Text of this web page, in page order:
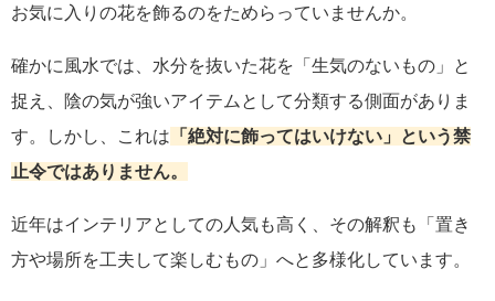
お気に入りの花を飾るのをためらっていませんか。
確かに風水では、水分を抜いた花を「生気のないもの」と
捉え、陰の気が強いアイテムとして分類する側面がありま
す。しかし、これは 「絶対に飾ってはいけない」という禁
止令ではありません。
近年はインテリアとしての人気も高く、その解釈も「置き
方や場所を工夫して楽しむもの」へと多様化しています。